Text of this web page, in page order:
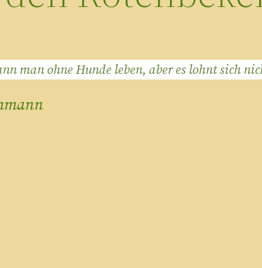
man ohne Hunde leben, aber es lohnt sich